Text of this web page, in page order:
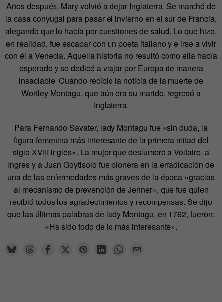
Años después, Mary volvió a dejar Inglaterra. Se marchó de
la casa conyugal para pasar el invierno en el sur de Francia,
alegando que lo hacía por cuestiones de salud. Lo que hizo,
en realidad, fue escapar con un poeta italiano y e irse a vivir
con él a Venecia. Aquella historia no resultó como ella había
esperado y se dedicó a viajar por Europa de manera
insaciable. Cuando recibió la noticia de la muerte de
Wortley Montagu, que aún era su marido, regresó a
Inglaterra.
Para Fernando Savater, lady Montagu fue «sin duda, la
figura femenina más interesante de la primera mitad del
siglo XVIII inglés». La mujer que deslumbró a Voltaire, a
Ingres y a Juan Goytisolo fue pionera en la erradicación de
una de las enfermedades más graves de la época «gracias
al mecanismo de prevención de Jenner», que fue quien
recibió todos los agradecimientos y recompensas. Se dijo
que las últimas palabras de lady Montagu, en 1762, fueron:
«Ha sido todo de lo más interesante».